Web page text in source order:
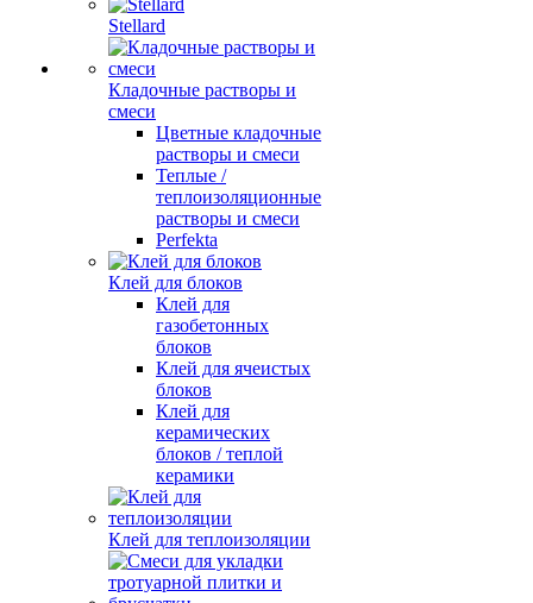
Stellard
Кладочные растворы и
смеси
Цветные кладочные
растворы и смеси
Теплые /
теплоизоляционные
растворы и смеси
Perfekta
Клей для блоков
Клей для
газобетонных
блоков
Клей для ячеистых
блоков
Клей для
керамических
блоков / теплой
керамики
Клей для теплоизоляции